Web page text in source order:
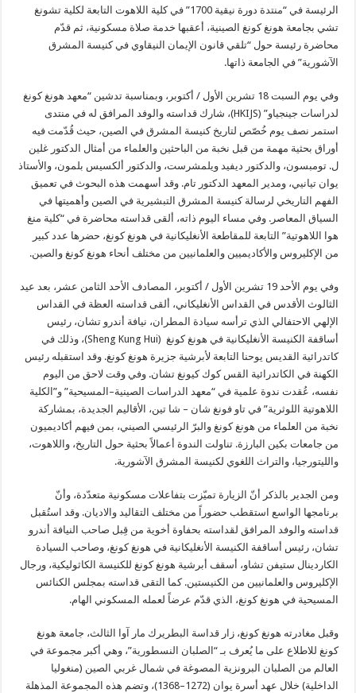
الرئيسة في “منتدة دورة نيقية 1700” في كلية اللاهوت التابعة لكلية تشونغ
تشي بجامعة هونغ كونغ الصينية، أعقبها خدمة صلاة مسكونية، ثم قدّم
محاضرة رئيسة حول “تلقي قانون الإيمان النيقاوي في كنيسة المشرق
الآشورية” في الجامعة ذاتها.
وفي يوم السبت 18 تشرين الأول / أكتوبر، وبمناسبة تدشين “معهد هونغ كونغ
لدراسات جينجياو” (HKIJS)، شارك قداسته والوفد المرافق له في منتدى
استمر نصف يوم خُصّص لتاريخ كنيسة المشرق في الصين، حيث قُدّمت فيه
أوراق بحثية مهمة من قبل نخبة من الباحثين والعلماء من أمثال الدكتور غلين
ل. تومبسون، والدكتور ديفيد ويلمشرست، والدكتور ألكسيس بلمون، والأستاذ
يوان تيانيي، ومدير المعهد الدكتور تام. وقد أسهمت هذه البحوث في تعميق
الفهم التاريخي لرسالة كنيسة المشرق التبشيرية في الصين وأهميتها في
السياق المعاصر. وفي مساء اليوم ذاته، ألقى قداسته محاضرة في “كلية منغ
هوا اللاهوتية” التابعة للمقاطعة الأنغليكانية في هونغ كونغ، حضرها عدد كبير
من الإكليروس والأكاديميين والعلمانيين من مختلف أنحاء هونغ كونغ والصين.
وفي يوم الأحد 19 تشرين الأول / أكتوبر، المصادف الأحد الثامن عشر، بعد عيد
الثالوث الأقدس في القداس الأنغليكاني، ألقى قداسته العظة في القداس
الإلهي الاحتفالي الذي ترأسه سيادة المطران، نيافة أندرو تشان، رئيس
أساقفة الكنيسة الأنغليكانية في هونغ كونغ (Sheng Kung Hui)، وذلك في
كاتدرائية القديس يوحنا التابعة لأبرشية جزيرة هونغ كونغ. وقد استقبله رئيس
الكهنة في الكاتدرائية القس كوك كيونغ تشان. وفي وقت لاحق من اليوم
نفسه، عُقدت ندوة علمية في “معهد الدراسات الصينية–المسيحية” و”الكلية
اللاهوتية اللوثرية” في تاو فونغ شان – شا تين، الأقاليم الجديدة، بمشاركة
نخبة من العلماء من هونغ كونغ والبرّ الرئيسي الصيني، بمن فيهم أكاديميون
من جامعات بكين البارزة. تناولت الندوة أعمالاً بحثية حول التاريخ، واللاهوت،
والليتورجيا، والتراث اللغوي لكنيسة المشرق الآشورية.
ومن الجدير بالذكر أنّ الزيارة تميّزت بتفاعلات مسكونية متعدّدة، وأنّ
برنامجها الواسع استقطب حضوراً من مختلف التقاليد والاديان. وقد استُقبل
قداسته والوفد المرافق لقداسته بحفاوة أخوية من قِبل صاحب النيافة أندرو
تشان، رئيس أساقفة الكنيسة الأنغليكانية في هونغ كونغ، وصاحب السيادة
الكاردينال ستيفن تشاو، أسقف أبرشية هونغ كونغ للكنيسة الكاثوليكية، ورجال
الإكليروس والعلمانيين من الكنيستين. كما التقى قداسته بمجلس الكنائس
المسيحية في هونغ كونغ، الذي قدّم عرضاً لعمله المسكوني الهام.
وقبل مغادرته هونغ كونغ، زار قداسة البطريرك مار آوا الثالث، جامعة هونغ
كونغ للاطلاع على ما يُعرف بـ “الصلبان النسطورية”، وهي أكبر مجموعة في
العالم من الصلبان البرونزية المصوغة في شمال غربي الصين (منغوليا
الداخلية) خلال عهد أسرة يوان (1272–1368)، وتضم هذه المجموعة المذهلة